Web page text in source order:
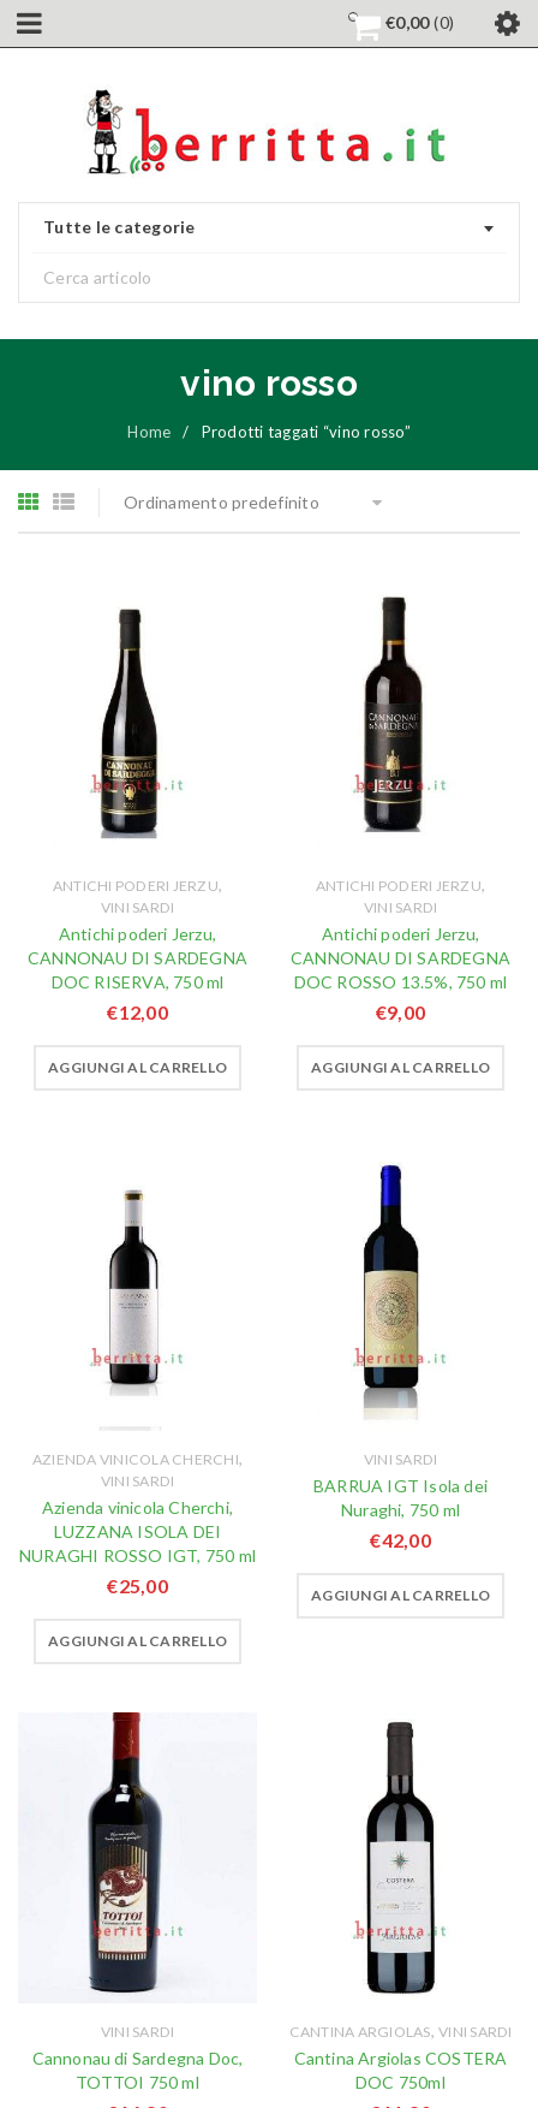
€0,00 0
Tutte le categorie
vino rosso
Home / Prodotti taggati “vino rosso”
Ordinamento predefinito
ANTICHI PODERI JERZU,
VINI SARDI
Antichi poderi Jerzu,
CANNONAU DI SARDEGNA
DOC RISERVA, 750 ml
€12,00
AGGIUNGI AL CARRELLO
ANTICHI PODERI JERZU,
VINI SARDI
Antichi poderi Jerzu,
CANNONAU DI SARDEGNA
DOC ROSSO 13.5%, 750 ml
€9,00
AGGIUNGI AL CARRELLO
AZIENDA VINICOLA CHERCHI,
VINI SARDI
Azienda vinicola Cherchi,
LUZZANA ISOLA DEI
NURAGHI ROSSO IGT, 750 ml
€25,00
AGGIUNGI AL CARRELLO
VINI SARDI
BARRUA IGT Isola dei
Nuraghi, 750 ml
€42,00
AGGIUNGI AL CARRELLO
VINI SARDI
Cannonau di Sardegna Doc,
TOTTOI 750 ml
CANTINA ARGIOLAS, VINI SARDI
Cantina Argiolas COSTERA
DOC 750ml